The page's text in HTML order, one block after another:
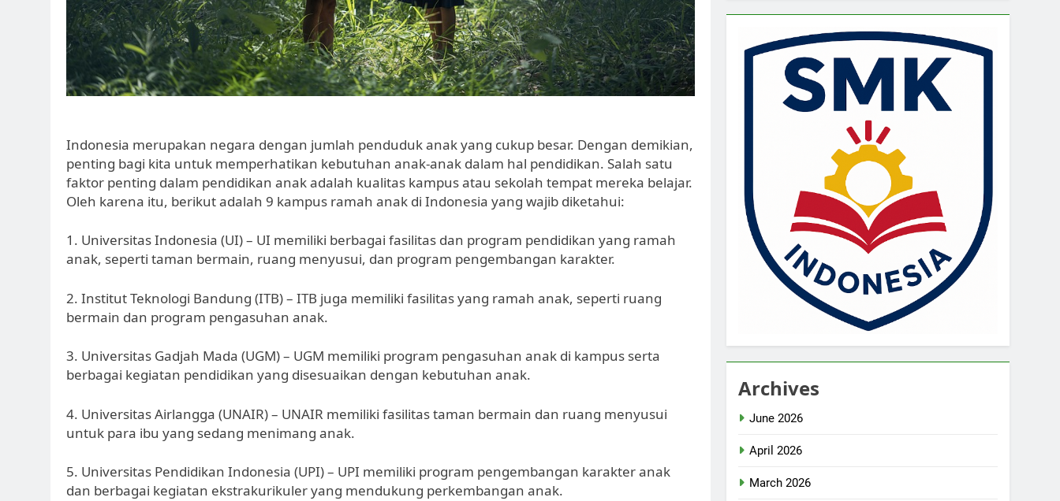
Indonesia merupakan negara dengan jumlah penduduk anak yang cukup besar. Dengan demikian,
penting bagi kita untuk memperhatikan kebutuhan anak-anak dalam hal pendidikan. Salah satu
faktor penting dalam pendidikan anak adalah kualitas kampus atau sekolah tempat mereka belajar.
Oleh karena itu, berikut adalah 9 kampus ramah anak di Indonesia yang wajib diketahui:
1. Universitas Indonesia (UI) – UI memiliki berbagai fasilitas dan program pendidikan yang ramah
anak, seperti taman bermain, ruang menyusui, dan program pengembangan karakter.
2. Institut Teknologi Bandung (ITB) – ITB juga memiliki fasilitas yang ramah anak, seperti ruang
bermain dan program pengasuhan anak.
3. Universitas Gadjah Mada (UGM) – UGM memiliki program pengasuhan anak di kampus serta
berbagai kegiatan pendidikan yang disesuaikan dengan kebutuhan anak.
4. Universitas Airlangga (UNAIR) – UNAIR memiliki fasilitas taman bermain dan ruang menyusui
untuk para ibu yang sedang menimang anak.
5. Universitas Pendidikan Indonesia (UPI) – UPI memiliki program pengembangan karakter anak
dan berbagai kegiatan ekstrakurikuler yang mendukung perkembangan anak.
Archives
June 2026
April 2026
March 2026